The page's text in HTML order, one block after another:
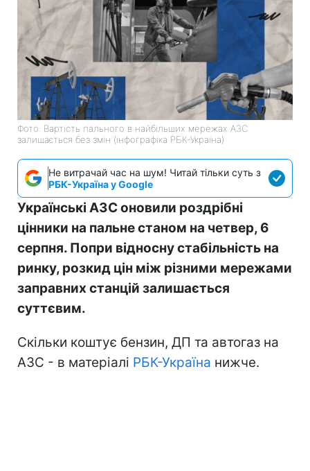
Фото: Вартість пального в найбільших мережах АЗС
залишається без змін (інфографіка РБК-Україна)
Не витрачай час на шум! Читай тільки суть з
РБК-Україна у Google
Українські АЗС оновили роздрібні
цінники на пальне станом на четвер, 6
серпня. Попри відносну стабільність на
ринку, розкид цін між різними мережами
заправних станцій залишається
суттєвим.
Скільки коштує бензин, ДП та автогаз на
АЗС - в матеріалі РБК-Україна нижче.